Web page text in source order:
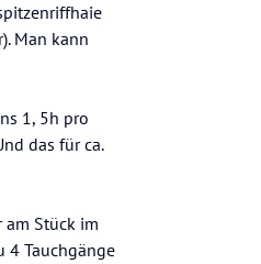
Man kann
1, 5h pro
das für ca.
am Stück im
4 Tauchgänge